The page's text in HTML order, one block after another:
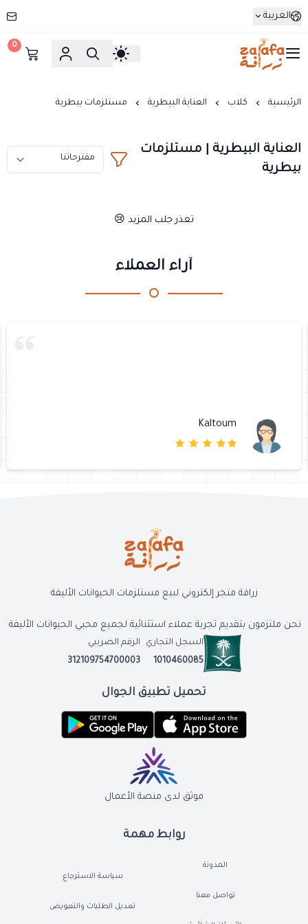
العربية
زرافة
0
الرئيسية كلاب العناية البيطرية مستلزمات بيطرية
العناية البيطرية | مستلزمات
بيطرية
تعذر جلب المزيد 😢
آراء العملاء
Kaltoum
روابط مهمة
المدونة
تواصل معنا
سياسة الاسترجاع
تعديل الطلبات والتعويض
زرافة متجر إلكتروني لبيع مستلزمات الحيوانات الأليفة
نحن ملتزمون بتقديم تجربة عملاء استثنائية لجميع محبي الحيوانات الأليفة
السجل التجاري
1010460085
الرقم الضريبي
312109754700003
تحميل تطبيق الجوال
موثق لدى منصة الأعمال